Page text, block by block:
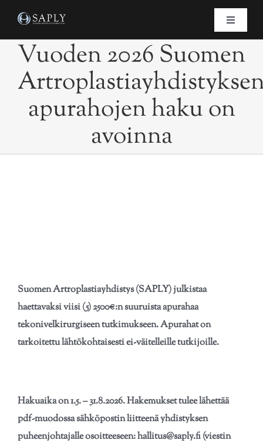
content
Toggle
Etusivu
Saply
Ajankohtaista
Vuosikokouspöytäkirja
Linkit
Vuoden 2026 Suomen
apurahojen haku on
avoinna
Suomen Artroplastiayhdistys (SAPLY) julkistaa
haettavaksi viisi (5) 2500€:n suuruista apurahaa
tekonivelkirurgiseen tutkimukseen. Apurahat on
tarkoitettu lähtökohtaisesti ei-väitelleille tutkijoille.
Hakuaika on 1.5. – 31.8.2026. Hakemukset tulee lähettää
pdf-muodossa sähköpostin liitteenä yhdistyksen
puheenjohtajalle osoitteeseen: hallitus@saply.fi(viestin